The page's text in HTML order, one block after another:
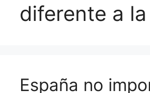
diferente a
España no